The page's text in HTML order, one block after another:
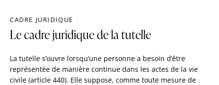
CADRE JURIDIQUE
Le cadre juridique de la tutelle
La tutelle s’ouvre lorsqu’une personne a besoin d’être
représentée de manière continue dans les actes de la vie
civile (article 440). Elle suppose, comme toute mesure de